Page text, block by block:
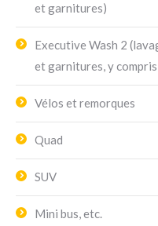
et garnitures)
Executive Wash 2
et garnitures, y
Vélos et remorques
Quad
SUV
Mini bus, etc.